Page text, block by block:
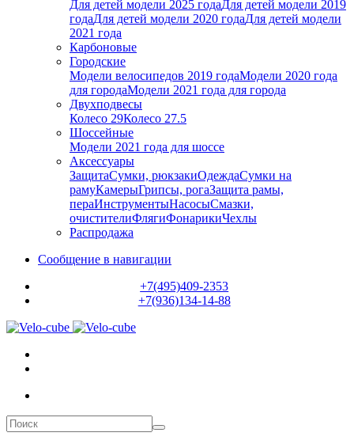
Для детей модели 2025 годаДля детей модели 2019
годаДля детей модели 2020 годаДля детей модели
2021 года
Карбоновые
Городские
Модели велосипедов 2019 годаМодели 2020 года
для городаМодели 2021 года для города
Двухподвесы
Колесо 29Колесо 27.5
Шоссейные
Модели 2021 года для шоссе
Аксессуары
ЗащитаСумки, рюкзакиОдеждаСумки на
рамуКамерыГрипсы, рогаЗащита рамы,
пераИнструментыНасосыСмазки,
очистителиФлягиФонарикиЧехлы
Распродажа
Сообщение в навигации
+7(495)409-2353
+7(936)134-14-88